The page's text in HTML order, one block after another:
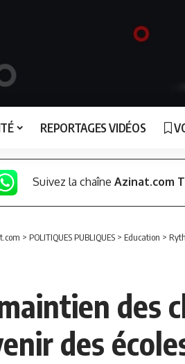
REPORTAGES VIDÉOS
Suivez la chaîne Azinat.com
> POLITIQUES PUBLIQUES > Education >
des
des